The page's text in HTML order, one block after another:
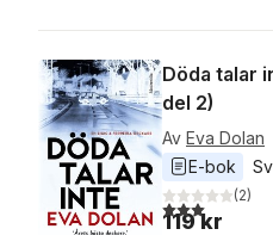
Döda talar
del 2)
Av Eva Dolan
E-bok
3,0utav 5(2)
119 kr